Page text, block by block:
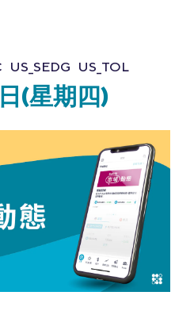
US_SEDG US_TOL
(星期四)